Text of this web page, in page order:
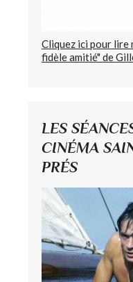
Cliquez ici pour lire
fidèle amitié" de
LES
CINÉMA
PRÉS